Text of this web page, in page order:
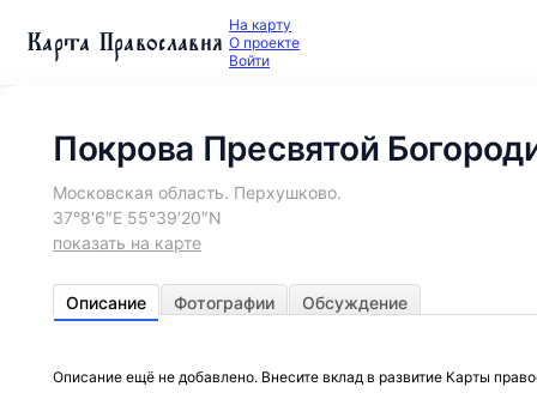
Карта Православия На карту
О проекте
Войти
Покрова Пресвятой
Московская область. Перхушково.
37°8′6″E 55°39′20″N
показать на карте
Описание Фотографии Обсуждение
Описание ещё не добавлено. Внесите вклад в развитие Карты